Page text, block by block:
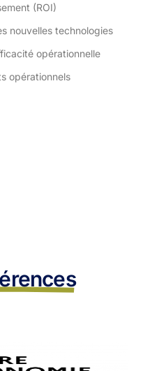
(ROI)
nouvelles technologies
opérationnelle
opérationnels